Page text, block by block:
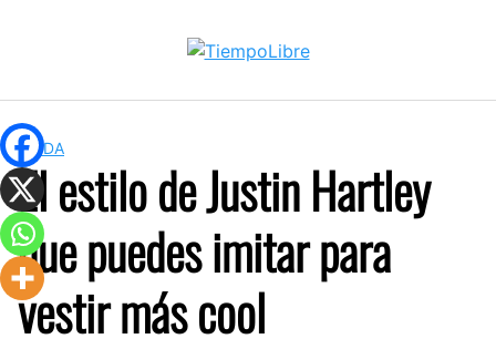
MODA
El estilo de Justin Hartley
que puedes imitar para
vestir más cool